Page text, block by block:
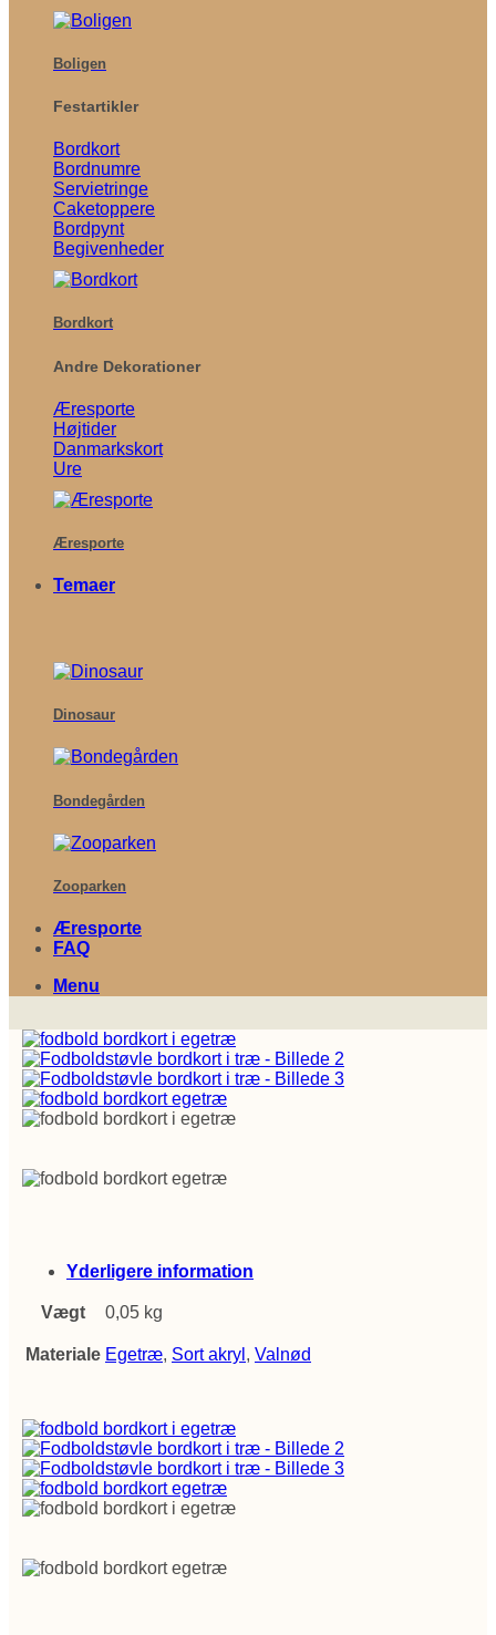
Boligen
Festartikler
Bordkort
Bordnumre
Servietringe
Caketoppere
Bordpynt
Begivenheder
Bordkort
Andre Dekorationer
Æresporte
Højtider
Danmarkskort
Ure
Æresporte
Temaer
Dinosaur
Bondegården
Zooparken
Æresporte
FAQ
Menu
Yderligere information
Vægt 0,05 kg
Materiale Egetræ, Sort akryl , Valnød